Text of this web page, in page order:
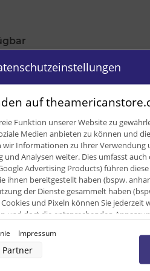
auf
Funktion unserer Website zu
Medien anbieten zu können und
wir Informationen zu Ihrer Verwendung
und Analysen weiter. Dies umfasst
Advertising Products) führen
ihnen bereitgestellt haben (bspw.
der Dienste gesammelt haben
und Pixeln können Sie
und dort die entsprechenden
durch unsere Partner:
Zugriff auf Informationen auf einem Endgerät
Daten zur Auswahl von Werbeanzeigen
Impressum
Partner